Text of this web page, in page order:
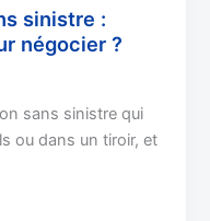
sinistre :
négocier ?
sans sinistre qui
ou dans un tiroir, et